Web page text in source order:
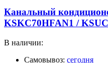
Канальный
KSKC70HFAN1 /
В наличии:
Самовывоз: сегодня